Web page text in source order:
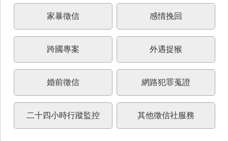
家暴徵信 感情挽回
跨國專案 外遇捉猴
婚前徵信 網路犯罪蒐證
二十四小時行蹤監控 其他徵信社服務